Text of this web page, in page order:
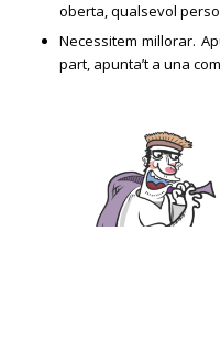
oberta, qualsevol
Necessitem millorar.
part, apunta’t a una